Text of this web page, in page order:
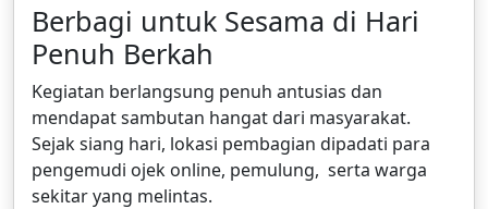
Berbagi untuk Sesama di Hari
Penuh Berkah
Kegiatan berlangsung penuh antusias dan
mendapat sambutan hangat dari masyarakat.
Sejak siang hari, lokasi pembagian dipadati para
pengemudi ojek online, pemulung, serta warga
sekitar yang melintas.